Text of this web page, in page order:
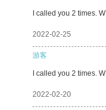
I called you 2 times. W
2022-02-25
游客
I called you 2 times. W
2022-02-20